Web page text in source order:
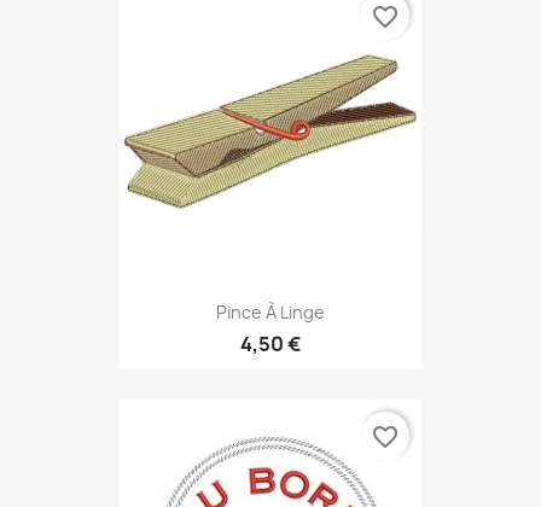
Pince À Linge
4,50 €
favorite_border
favorite_border